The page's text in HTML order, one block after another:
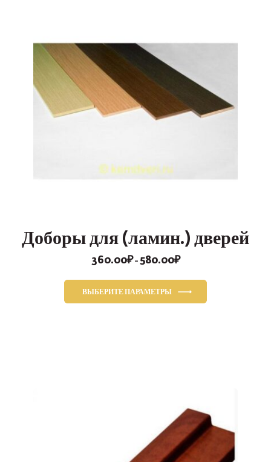
Доборы для (ламин.) дверей
360.00₽ – 580.00₽Диапазон
–
ВЫБЕРИТЕ ПАРАМЕТРЫ
странице
товара.